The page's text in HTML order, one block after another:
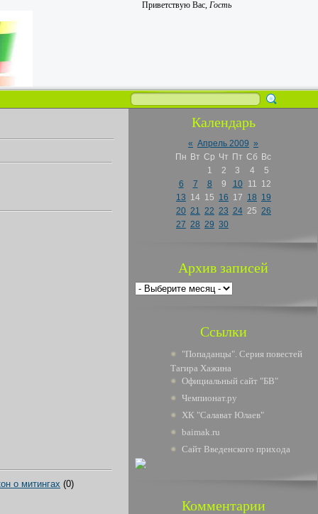
Приветствую Вас, Гость
о митингах (0)
Календарь
« Апрель 2009 »
Пн Вт Ср Чт Пт Сб Вс
1
2 3 4
5
6
7 8 9 10 11 12
13 14 15 16 17 18 19
20 21 22 23 24 25 26
27 28 29 30
Архив записей
Ссылки
"Попаданцы". Серия повестей
Тагира Хажина
Официальный сайт "БВ"
Чемпионат.ру
ХК "Салават Юлаев"
baimak.ru
Сайт Введенского прихода
Комментарии